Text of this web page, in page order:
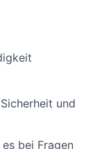
und
bei Fragen